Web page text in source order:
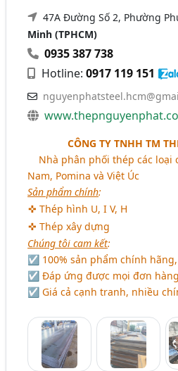
47A Đường Số 2, Phường
Minh (TPHCM)
0935 387 738
Hotline:0917 119 151
CÔNG TY TNHH TM
Nhà phân phối thép các loại
Nam, Pomina và Việt Úc
Sản phẩm chính:
✜ Thép hình U, I V, H
✜ Thép xây dựng
Chúng tôi cam kết:
☑ 100% sản phẩm chính
☑ Đáp ứng được mọi đơn
☑ Giá cả cạnh tranh, nhiều